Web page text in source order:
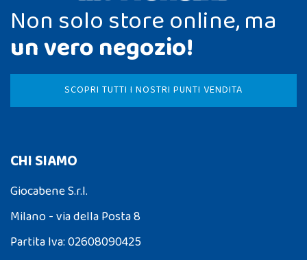
Non solo store online, ma
un vero negozio!
SCOPRI TUTTI I NOSTRI PUNTI VENDITA
CHI SIAMO
Giocabene S.r.l.
Milano - via della Posta 8
Partita Iva: 02608090425